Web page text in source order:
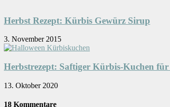
Herbst Rezept: Kürbis Gewürz Sirup
3. November 2015
Herbstrezept: Saftiger Kürbis-Kuchen
13. Oktober 2020
18 Kommentare